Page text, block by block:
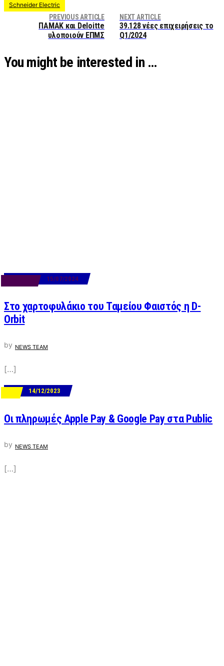
Schneider Electric
PREVIOUS ARTICLE
ΠΑΜΑΚ και Deloitte
υλοποιούν ΕΠΜΣ
NEXT ARTICLE
39.128 νέες επιχειρήσεις το
Q1/2024
You might be interested in …
15/07/2024
Στο χαρτοφυλάκιο του Ταμείου Φαιστός η D-
Orbit
by NEWS TEAM
[…]
14/12/2023
Οι πληρωμές Apple Pay & Google Pay στα Public
by NEWS TEAM
[…]